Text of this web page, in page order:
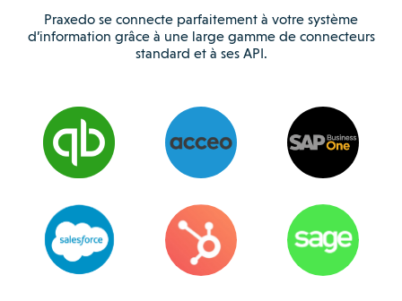
Praxedo se connecte parfaitement à votre système
d’information grâce à une large gamme de connecteurs
standard et à ses API.